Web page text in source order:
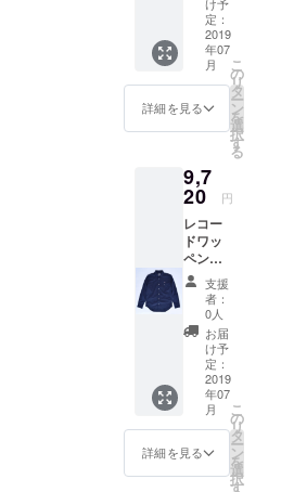
MADE
JAPAN
ズ写真
家・内
山繁
氏：マ
ス・
ディ
ヴィス
写真集
「NO
PICTUR
E!」、
ジャ
コ・パ
ストリ
アス写
真集
「JAC
O」など
多くの
ジャズ
ミュー
「BIRT
H OF
COOL
」も合
わせて
是非。
完全日
本企
本製。
MADE
IN
JAPAN
。 ジャ
ズ写真
家・内
山繁
氏：マ
イル
ス・
ディ
ヴィス
写真集
「NO
PICTUR
E!」、
ジャ
コ・パ
はイエ
ローT
シャツ
へのプ
リント
（ブラ
ウンカ
ラープ
ト）商
品にな
りま
す。 ※
イエ
ローは
ファン
ク好き
の方に
もオス
スメの
ファン
キーな
一枚で
す。
ファン
クを取
り入れ
た名盤
音楽好
きな方
には必
ず手に
他国で
は買う
できな
い希少
性の高
い
『JAZZ
ADDIC
T』シ
リーズ
です。
※こちら
の商品
はオレ
ンジT
シャツ
へのプ
リント
商品に
なりま
す。 ※
す。夏
フェス
から
JAZZラ
イヴ観
ファッ
ション&
には必
ず手に
して頂
きたい
『JAZZ
ADDIC
T』シ
リーズ
です。
完全日
本企
画・日
本製。
MADE
。 ジャ
ズ写真
のフォ
トTシャ
ツ。
ジャズ
界だけ
音楽界
に多大
たベー
シスト
なワン
シーン
を切り
取った
他では
手に入
らない
商品で
す。夏
フェス
から
JAZZラ
賞まで
ファッ
WATER
FALL限
定コラ
ボTシャ
ツ。第
一弾は
山繁氏
が撮影
強ベー
シスト
「ジャ
コ・パ
ストリ
アス」
のフォ
トTシャ
ツ。
ジャズ
界だけ
でなく
に多大
な影響
ラー：
ブラッ
ク（ボ
ディ）×
パープ
2019年
7月上旬
～下旬
のお届
け予定
です。
（多少
の前後
はござ
いま
す）
WATER
FALL限
定コラ
ボTシャ
ツ。第
一弾は
ズ
WATER
FALLオ
リジナ
ル メ
ンズ
綿ブ
ロード
WATER
FALLオ
リジナ
ル商
品。仕
事後に
ライブ
ハウス
やクラ
ブに着
て行く
にも
ピッタ
リなオ
ンもオ
フも使
える通
定：
2019
年07
月
詳細を見る
こ
の
リ
タ
ー
ン
を
選
択
す
る
9,7
20 円
レコー
ドワッ
ペン長
袖シャ
ツ ネ
ビー
M / Lサ
イズ
WATER
FALLオ
リジナ
ル メ
ンズ
綿ブ
ロード
支援
者：
0人
お届
け予
定：
2019
年07
月
詳細を見る
こ
の
リ
タ
ー
ン
を
選
択
す